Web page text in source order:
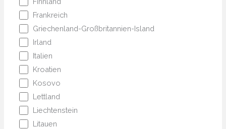
Frankreich
Griechenland-Großbritannien-Island
Irland
Italien
Kroatien
Kosovo
Lettland
Liechtenstein
Litauen